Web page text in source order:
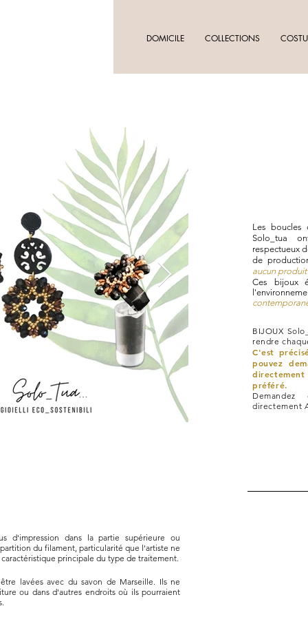
DOMICILE COLLECTIONS
Les boucles
Solo_tua
respectueux
de
aucun
Ces bijoux
BIJOUX
rendre
C'est
pouvez
préféré.
directement
d'impression dans la partie supérieure ou
du filament, particularité que l'artiste ne
principale du type de traitement.
lavées avec du savon de Marseille. Ils ne
ou dans d'autres endroits où ils pourraient